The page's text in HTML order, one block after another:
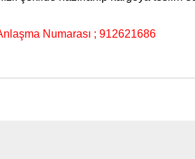
Numarası ; 912621686